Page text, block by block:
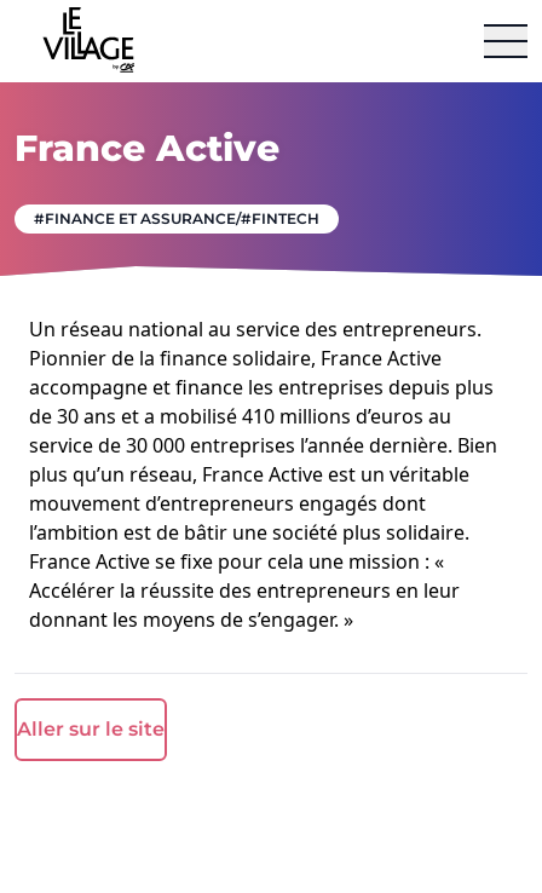
Le Village By Ca
France Active
#FINANCE ET ASSURANCE/#FINTECH
Un réseau national au service des entrepreneurs.
Pionnier de la finance solidaire, France Active
accompagne et finance les entreprises depuis plus
de 30 ans et a mobilisé 410 millions d’euros au
service de 30 000 entreprises l’année dernière. Bien
plus qu’un réseau, France Active est un véritable
mouvement d’entrepreneurs engagés dont
l’ambition est de bâtir une société plus solidaire.
France Active se fixe pour cela une mission : «
Accélérer la réussite des entrepreneurs en leur
donnant les moyens de s’engager. »
Aller sur le site